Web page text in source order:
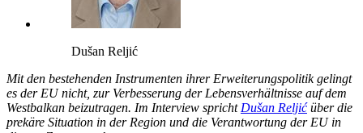
Dušan Reljić
Mit den bestehenden Instrumenten ihrer Erweiterungspolitik gelingt
es der EU nicht, zur Verbesserung der Lebensverhältnisse auf dem
Westbalkan beizutragen. Im Interview spricht Dušan Reljićüber die
prekäre Situation in der Region und die Verantwortung der EU in